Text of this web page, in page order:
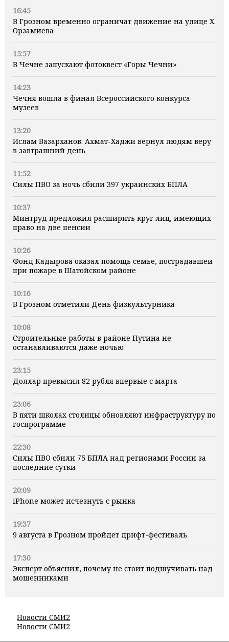
16:45
В Грозном временно ограничат движение на улице Х.
Орзамиева
15:57
В Чечне запускают фотоквест «Горы Чечни»
14:23
Чечня вошла в финал Всероссийского конкурса
музеев
13:20
Ислам Вазарханов: Ахмат-Хаджи вернул людям веру
в завтрашний день
11:52
Силы ПВО за ночь сбили 397 украинских БПЛА
10:37
Минтруд предложил расширить круг лиц, имеющих
право на две пенсии
10:26
Фонд Кадырова оказал помощь семье, пострадавшей
при пожаре в Шатойском районе
10:16
В Грозном отметили День физкультурника
10:08
Строительные работы в районе Путина не
останавливаются даже ночью
23:15
Доллар превысил 82 рубля впервые с марта
23:06
В пяти школах столицы обновляют инфраструктуру по
госпрограмме
22:30
Силы ПВО сбили 75 БПЛА над регионами России за
последние сутки
20:09
iPhone может исчезнуть с рынка
19:37
9 августа в Грозном пройдет дрифт-фестиваль
17:30
Эксперт объяснил, почему не стоит подшучивать над
мошенниками
Новости СМИ2
Новости СМИ2